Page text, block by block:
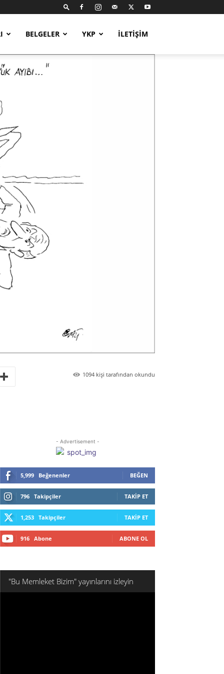
BELGELER YKP İLETIŞIM
1094 kişi tarafından okundu
- Advertisement -
5,999 Beğenenler BEĞEN
796 Takipçiler TAKIP ET
1,253 Takipçiler TAKIP ET
916 Abone ABONE OL
"Bu Memleket Bizim" yayınlarını izleyin